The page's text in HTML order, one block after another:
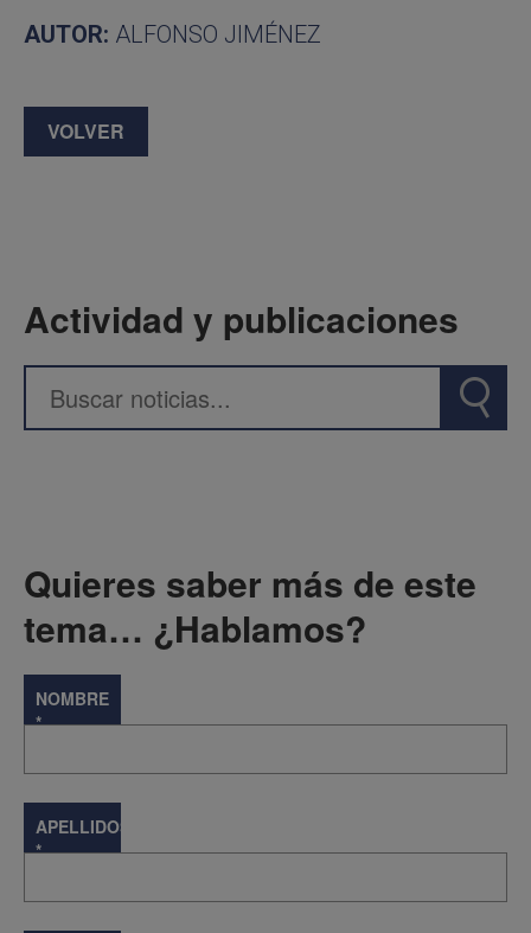
AUTOR: ALFONSO JIMÉNEZ
VOLVER
Actividad y publicaciones
Quieres saber más de este
tema… ¿Hablamos?
NOMBRE
*
APELLIDOS
*